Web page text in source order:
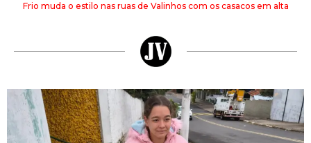
Frio muda o estilo nas ruas de Valinhos com os casacos em alta